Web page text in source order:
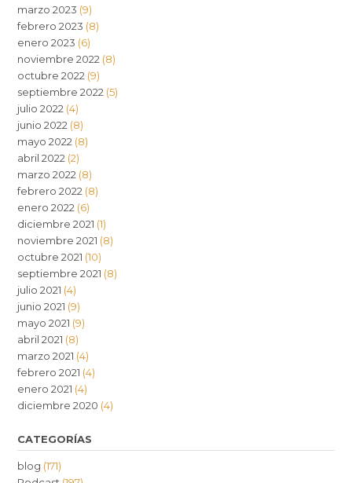
marzo 2023 (9)
febrero 2023 (8)
enero 2023 (6)
noviembre 2022 (8)
octubre 2022 (9)
septiembre 2022 (5)
julio 2022 (4)
junio 2022 (8)
mayo 2022 (8)
abril 2022 (2)
marzo 2022 (8)
febrero 2022 (8)
enero 2022 (6)
diciembre 2021 (1)
noviembre 2021 (8)
octubre 2021 (10)
septiembre 2021 (8)
julio 2021 (4)
junio 2021 (9)
mayo 2021 (9)
abril 2021 (8)
marzo 2021 (4)
febrero 2021 (4)
enero 2021 (4)
diciembre 2020 (4)
CATEGORÍAS
blog (171)